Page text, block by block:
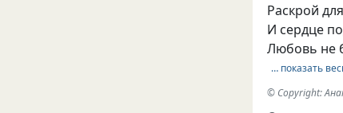
Раскрой
И сердце
Любовь не
… показать
© Copyright: